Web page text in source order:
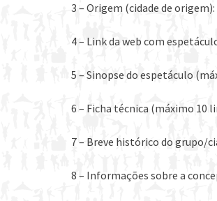
3 – Origem (cidade de origem):
4 – Link da web com
5 – Sinopse do espetáculo
6 – Ficha técnica (máximo 10
7 – Breve histórico do grupo/
8 – Informações sobre a